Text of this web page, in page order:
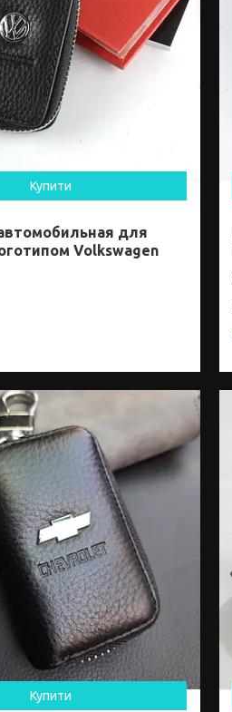
Купити
для
Volkswagen
Купити